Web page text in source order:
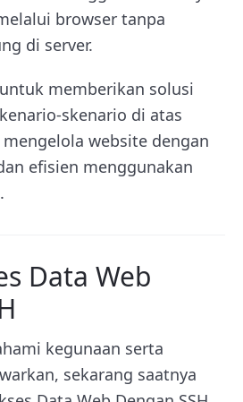
browser tanpa
di server.
memberikan solusi
skenario di atas
website dengan
efisien menggunakan
Data Web
kegunaan serta
sekarang saatnya